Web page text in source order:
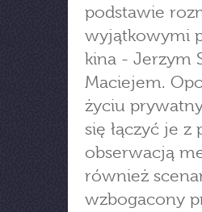
podstawie
wyjątkowymi
kina - Jerzym
Maciejem.
życiu
się łączyć je z
obserwacją
również
wzbogacony